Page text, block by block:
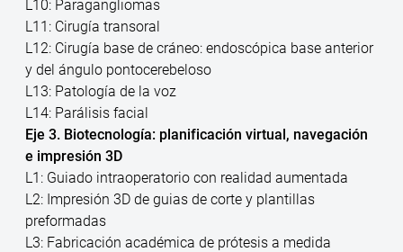
L10: Paragangliomas
L11: Cirugía transoral
L12: Cirugía base de cráneo: endoscópica base anterior
y del ángulo pontocerebeloso
L13: Patología de la voz
L14: Parálisis facial
Eje 3. Biotecnología: planificación virtual, navegación
e impresión 3D
L1: Guiado intraoperatorio con realidad aumentada
L2: Impresión 3D de guias de corte y plantillas
preformadas
L3: Fabricación académica de prótesis a medida